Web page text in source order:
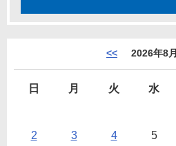
<< 2026年8月
日 月 火 水
2 3 4 5